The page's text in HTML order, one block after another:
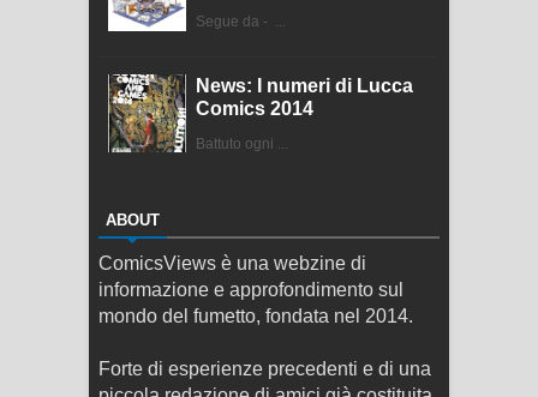
Segue da - ...
News: I numeri di Lucca
Comics 2014
Battuto ogni ...
ABOUT
ComicsViews è una webzine di
informazione e approfondimento sul
mondo del fumetto, fondata nel 2014.
Forte di esperienze precedenti e di una